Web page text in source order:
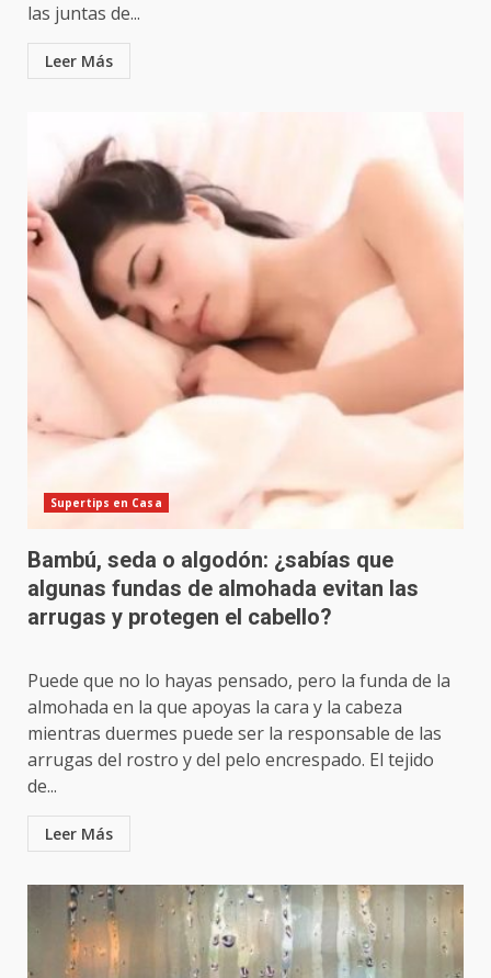
las juntas de...
Leer Más
Supertips en Casa
Bambú, seda o algodón: ¿sabías que
algunas fundas de almohada evitan las
arrugas y protegen el cabello?
Puede que no lo hayas pensado, pero la funda de la
almohada en la que apoyas la cara y la cabeza
mientras duermes puede ser la responsable de las
arrugas del rostro y del pelo encrespado. El tejido
de...
Leer Más